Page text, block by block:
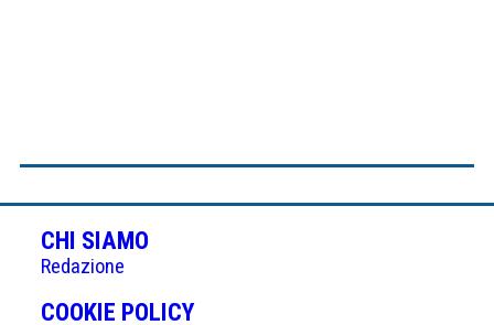
CHI SIAMO
Redazione
COOKIE POLICY(APRE